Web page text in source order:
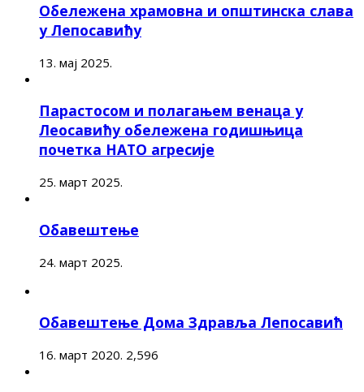
Обележена храмовна и општинска слава
у Лепосавићу
13. мај 2025.
Парастосом и полагањем венаца у
Леосавићу обележена годишњица
почетка НАТО агресије
25. март 2025.
Обавештење
24. март 2025.
Обавештење Дома Здравља Лепосавић
16. март 2020. 2,596